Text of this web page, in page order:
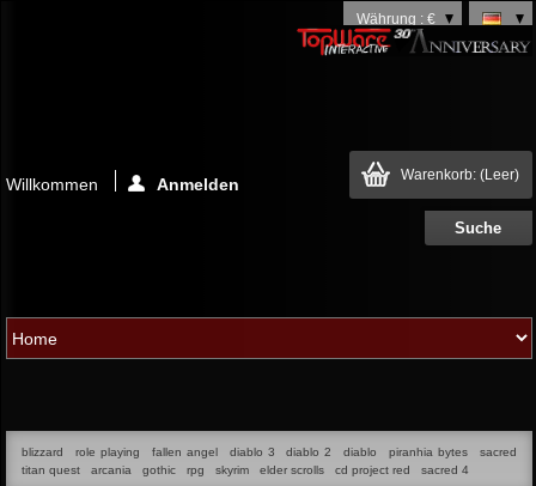
Währung : €
Warenkorb: (Leer)
Willkommen Anmelden
blizzard role playing fallen angel diablo 3 diablo 2 diablo piranhia bytes
sacred
titan quest
arcania gothic rpg skyrim elder scrolls cd project red sacred 4